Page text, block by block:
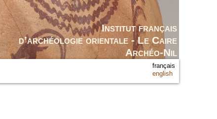
Institut français
d’archéologie orientale - Le Caire
Archéo-Nil
français
english